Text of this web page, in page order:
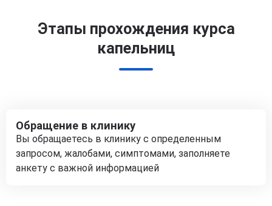
Этапы прохождения курса
капельниц
Обращение в клинику
Вы обращаетесь в клинику с определенным
запросом, жалобами, симптомами, заполняете
анкету с важной информацией